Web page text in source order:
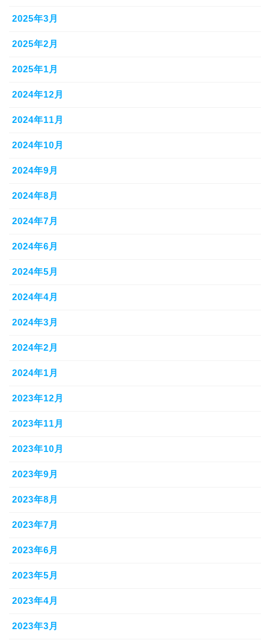
2025年3月
2025年2月
2025年1月
2024年12月
2024年11月
2024年10月
2024年9月
2024年8月
2024年7月
2024年6月
2024年5月
2024年4月
2024年3月
2024年2月
2024年1月
2023年12月
2023年11月
2023年10月
2023年9月
2023年8月
2023年7月
2023年6月
2023年5月
2023年4月
2023年3月